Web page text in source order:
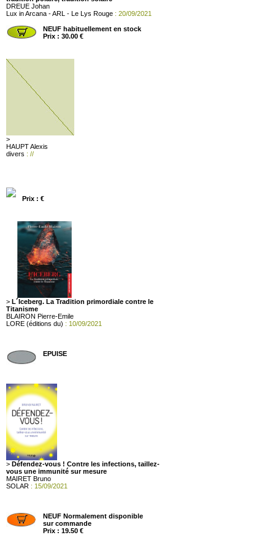
DREUE Johan
Lux in Arcana - ARL - Le Lys Rouge : 20/09/2021
NEUF habituellement en stock
Prix : 30.00 €
>
HAUPT Alexis
divers : //
Prix : €
> L´Iceberg. La Tradition primordiale contre le
Titanisme
BLAIRON Pierre-Emile
LORE (éditions du) : 10/09/2021
EPUISE
> Défendez-vous ! Contre les infections, taillez-
vous une immunité sur mesure
MAIRET Bruno
SOLAR : 15/09/2021
NEUF Normalement disponible
sur commande
Prix : 19.50 €